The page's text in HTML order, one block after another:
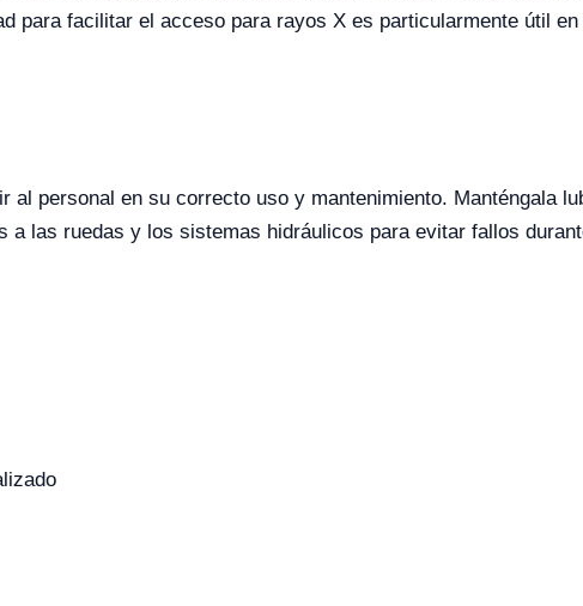
para facilitar el acceso para rayos X es particularmente útil
personal en su correcto uso y mantenimiento. Manténgala
las ruedas y los sistemas hidráulicos para evitar fallos